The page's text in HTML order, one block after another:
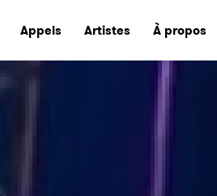
Appels Artistes À propos